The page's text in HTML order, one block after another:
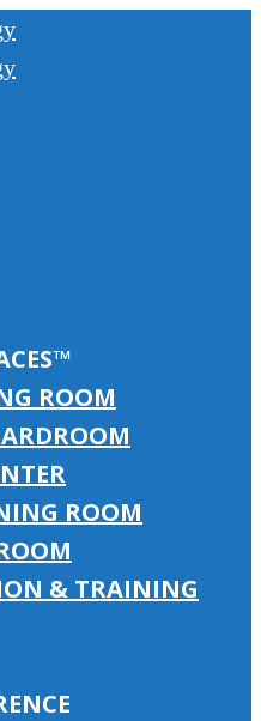
ROOM
ROOM
& TRAINING